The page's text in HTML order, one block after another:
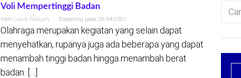
Voli Mempertinggi Badan
Oleh Luluk Fadiyah Diposting pada 29/04/2021
Olahraga merupakan kegiatan yang selain dapat
menyehatkan, rupanya juga ada beberapa yang dapat
menambah tinggi badan hingga menambah berat
badan. […]
Cari